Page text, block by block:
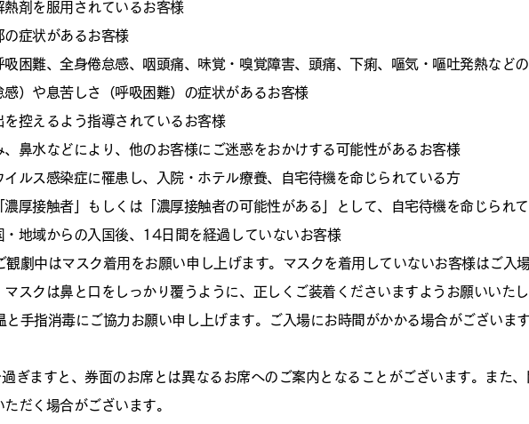
剤を服用されているお客様
症状があるお客様
困難、全身倦怠感、咽頭痛、味覚・嗅覚障害、頭痛、下痢、嘔気・嘔吐発熱など
）や息苦しさ（呼吸困難）の症状があるお客様
控えるよう指導されているお客様
鼻水などにより、他のお客様にご迷惑をおかけする可能性があるお客様
ルス感染症に罹患し、入院・ホテル療養、自宅待機を命じられている方
厚接触者」もしくは「濃厚接触者の可能性がある」として、自宅待機を命じられ
地域からの入国後、14日間を経過していないお客様
劇中はマスク着用をお願い申し上げます。マスクを着用していないお客様はご入
マスクは鼻と口をしっかり覆うように、正しくご装着くださいますようお願いいた
手指消毒にご協力お願い申し上げます。ご入場にお時間がかかる場合がございま
ますと、券面のお席とは異なるお席へのご案内となることがございます。また
だく場合がございます。